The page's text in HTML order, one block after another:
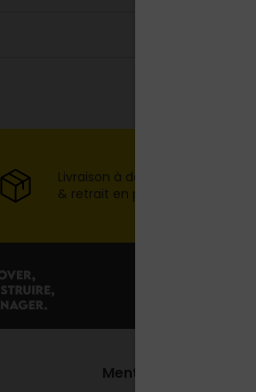
Livraison à domicile
& retrait en point de vente
Mentions